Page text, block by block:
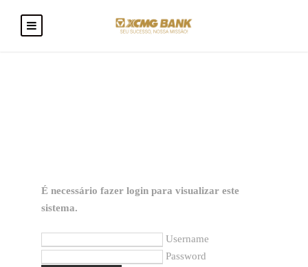
É necessário fazer login para visualizar este
sistema.
Username
Password